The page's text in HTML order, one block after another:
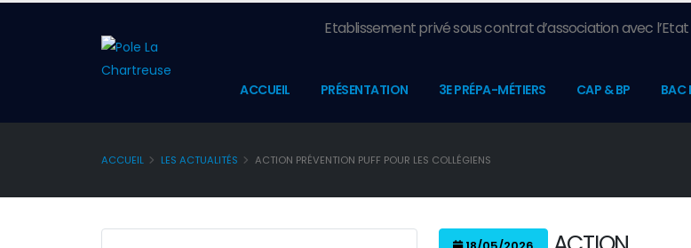
Etablissement privé sous contrat d’association avec l’Etat
ACCUEIL PRÉSENTATION 3E PRÉPA-MÉTIERS CAP & BP BAC
ACCUEIL LES ACTUALITÉS ACTION PRÉVENTION PUFF POUR LES COLLÉGIENS